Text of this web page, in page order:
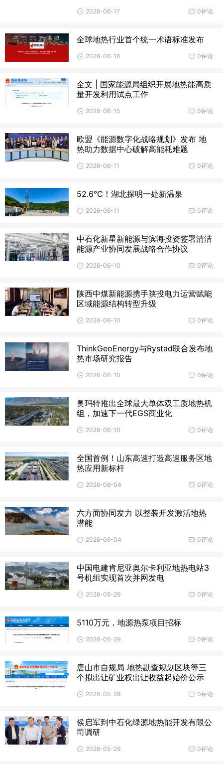
0评论
2026-06-17
全球地热行业首个统一术语标准发布
0评论
2026-06-16
全文 | 国家能源局组织开展地热能高质
量开发利用试点工作
0评论
2026-06-15
欧盟《能源数字化战略规划》发布 地
热助力数据中心破解高能耗难题
0评论
2026-06-11
52.6℃！湖北探明一处新温泉
0评论
2026-06-11
中石化新星新能源与滨海投资签署清洁
能源产业协同发展战略合作协议
0评论
2026-06-10
陕西中煤新能源携手陕投电力运营赋能
区域能源结构转型升级
0评论
2026-06-10
ThinkGeoEnergy与Rystad联合发布地
热市场研究报告
0评论
2026-06-10
奥玛特推出全球最大单体双工质地热机
组，加速下一代EGS商业化
0评论
2026-06-10
全国首例！山东高速打造高速服务区地
热应用新标杆
0评论
2026-06-04
六方面协同发力 以整装开发激活地热
潜能
0评论
2026-06-04
中国电建肯尼亚奥尔卡利亚地热电站3
号机组实现首次并网发电
0评论
2026-05-29
5110万元，地源热泵项目招标
0评论
2026-05-29
唐山市自规局 地热勘查规划区块等三
个拟出让矿业权出让收益起始价公示
0评论
2026-05-29
侯启军到中石化绿源地热能开发有限公
司调研
0评论
2026-05-29